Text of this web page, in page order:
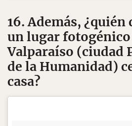
16. Además,
un lugar
Valparaíso (ciudad
de la Humanidad)
casa?